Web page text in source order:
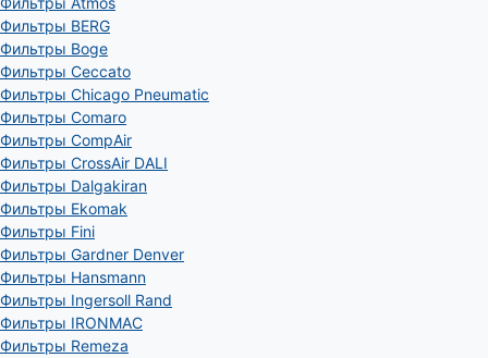
Фильтры BERG
Фильтры Boge
Фильтры Ceccato
Фильтры Chicago Pneumatic
Фильтры Comaro
Фильтры CompAir
Фильтры CrossAir DALI
Фильтры Dalgakiran
Фильтры Ekomak
Фильтры Fini
Фильтры Gardner Denver
Фильтры Hansmann
Фильтры Ingersoll Rand
Фильтры IRONMAC
Фильтры Remeza